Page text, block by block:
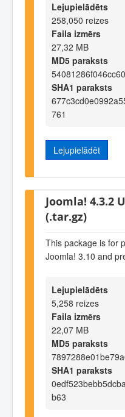
Lejupielādēts
258,050 reizes
Faila izmērs
27,32 MB
MD5 paraksts
SHA1 paraksts
761
Lejupielādēt
Joomla! 4.3.2
(.tar.gz)
This package is for
Joomla! 3.10 and
Lejupielādēts
5,258 reizes
Faila izmērs
22,07 MB
MD5 paraksts
SHA1 paraksts
b63